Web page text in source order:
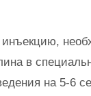
в
на 5-6